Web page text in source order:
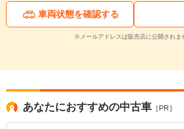
車両状態を確認する
※メールアドレスは販売店に公開されま
あなたにおすすめの中古車 ［PR］
入力途中の情報を保存しま
※次回問い合わせをする際に自動入力
※保存された情報は90日で破棄され